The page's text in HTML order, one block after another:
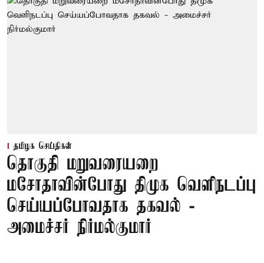
தமிழக செய்திகள்
தொகுதி மறுவரையறை
மசோதாவின்போது திமுக வெளிநடப்பு
செய்யப்போவதாக தகவல் -
அமைச்சர் நிர்மல்குமார்